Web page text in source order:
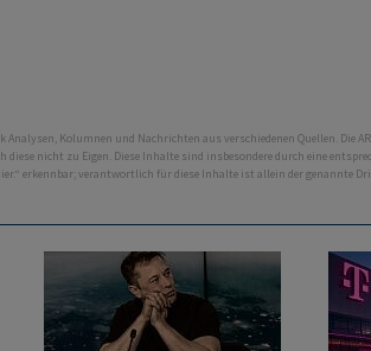
Analysen, Kolumnen und Nachrichten aus verschiedenen Quellen.
diese nicht zu Eigen. Diese Inhalte sind insbesondere durch eine
erkennbar; verantwortlich für diese Inhalte ist allein der genannte